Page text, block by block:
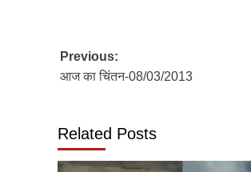
Post
navigation
Previous:
आज का चिंतन-08/03/2013
Related Posts